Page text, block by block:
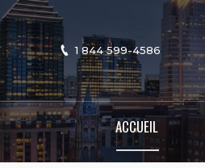
1 844 599-4586
ACCUEIL